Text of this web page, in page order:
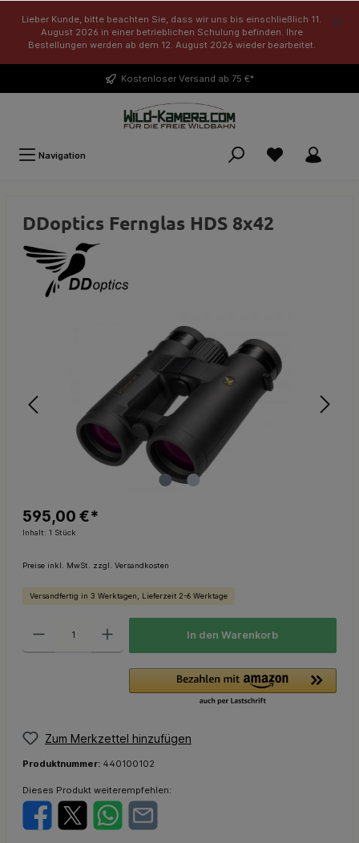
Lieber Kunde, bitte beachten Sie, dass wir uns bis einschließlich 11.
August 2026 in einer betrieblichen Schulung befinden. Ihre
Bestellungen werden ab dem 12. August 2026 wieder bearbeitet.
Kostenloser Versand ab 75 €*
Navigation
DDoptics Fernglas HDS 8x42
595,00 €*
Inhalt: 1 Stück
Preise inkl. MwSt. zzgl. Versandkosten
Versandfertig in 3 Werktagen, Lieferzeit 2-6 Werktage
In den Warenkorb
Zum Merkzettel hinzufügen
Produktnummer: 440100102
Dieses Produkt weiterempfehlen: